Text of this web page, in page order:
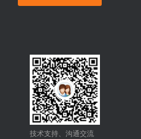
技术支持、沟通交流